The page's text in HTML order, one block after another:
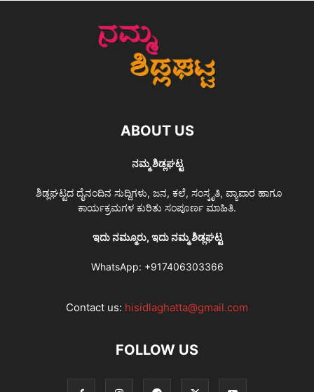
ABOUT US
ನಮ್ಮ ಶಿಡ್ಲಘಟ್ಟ
ಶಿಡ್ಲಘಟ್ಟದ ದೈನಂದಿನ ಸುದ್ದಿಗಳು, ಜನ, ಕಲೆ, ಸಂಸ್ಕೃತಿ, ವ್ಯಾಪಾರ ಹಾಗೂ
ಕಾರ್ಯಕ್ರಮಗಳ ಕುರಿತು ಸಂಪೂರ್ಣ ಮಾಹಿತಿ.
ಇದು ನಮ್ಮೂರು, ಇದು ನಮ್ಮ ಶಿಡ್ಲಘಟ್ಟ
WhatsApp: +917406303366
Contact us: hisidlaghatta@gmail.com
FOLLOW US